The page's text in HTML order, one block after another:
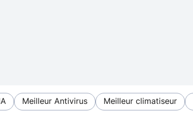
IA Meilleur Antivirus Meilleur climatiseur